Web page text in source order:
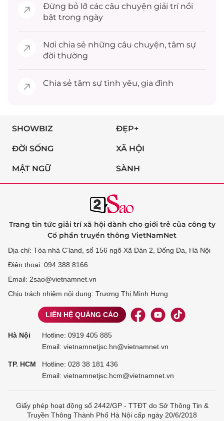
Đừng bỏ lỡ các câu chuyện giải trínổi
bật trong ngày
Nơi chia sẻ những câu chuyện, tâm sự
đời thường
Chia sẻ tâm sự tình yêu, gia đình
SHOWBIZ ĐẸP+
ĐỜI SỐNG XÃ HỘI
MẬT NGỮ SÀNH
Trang tin tức giải trí xã hội dành cho giới trẻ của công ty
Cổ phần truyền thông VietNamNet
Địa chỉ: Tòa nhà C’land, số 156 ngõ Xã Đàn 2, Đống Đa, Hà Nội
Điện thoại: 094 388 8166
Email: 2sao@vietnamnet.vn
Chịu trách nhiệm nội dung: Trương Thị Minh Hưng
LIÊN HỆ QUẢNG CÁO
Hà Nội Hotline: 0919 405 885
Email: vietnamnetjsc.hn@vietnamnet.vn
TP. HCM Hotline: 028 38 181 436
Email: vietnamnetjsc.hcm@vietnamnet.vn
Giấy phép hoạt động số 2442/GP - TTĐT do Sở Thông Tin &
Truyền Thông Thành Phố Hà Nội cấp ngày 20/6/2018